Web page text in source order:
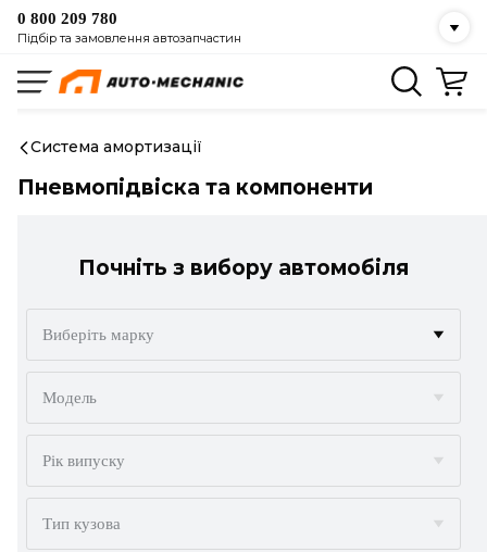
0 800 209 780
Підбір та замовлення автозапчастин
Система амортизації
Пневмопідвіска та компоненти
Почніть з вибору автомобіля
Виберіть марку
ALFA ROMEO
BMW
Модель
Рік випуску
Тип кузова